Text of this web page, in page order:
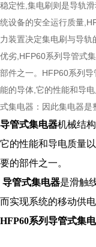
稳定性,集电刷则是导轨
统设备的安全运行质量
力装置决定集电刷与导
优劣,HFP60系列导管式
部件之一。HFP60系列
能的导体,它的性能和导
式集电器：因此集电器
导管式集电器机械结
它的性能和导电质量
要的部件之一。
导管式集电器是滑触
而实现系统的移动供
HFP60系列导管式集